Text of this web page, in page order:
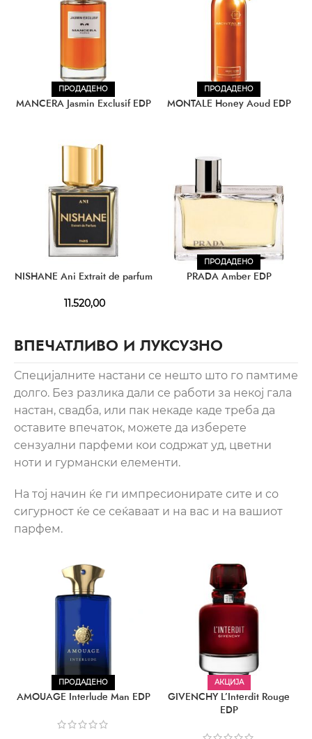
ПРОДАДЕНО
MANCERA Jasmin Exclusif EDP
ПРОДАДЕНО
MONTALE Honey Aoud EDP
NISHANE Ani Extrait de parfum
11.520,00
ПРОДАДЕНО
PRADA Amber EDP
ВПЕЧАТЛИВО И ЛУКСУЗНО
Специјалните настани се нешто што го памтиме
долго. Без разлика дали се работи за некој гала
настан, свадба, или пак некаде каде треба да
оставите впечаток, можете да изберете
сензуални парфеми кои содржат уд, цветни
ноти и гурмански елементи.
На тој начин ќе ги импресионирате сите и со
сигурност ќе се сеќаваат и на вас и на вашиот
парфем.
ПРОДАДЕНО
AMOUAGE Interlude Man EDP
АКЦИЈА
GIVENCHY L’Interdit Rouge
EDP